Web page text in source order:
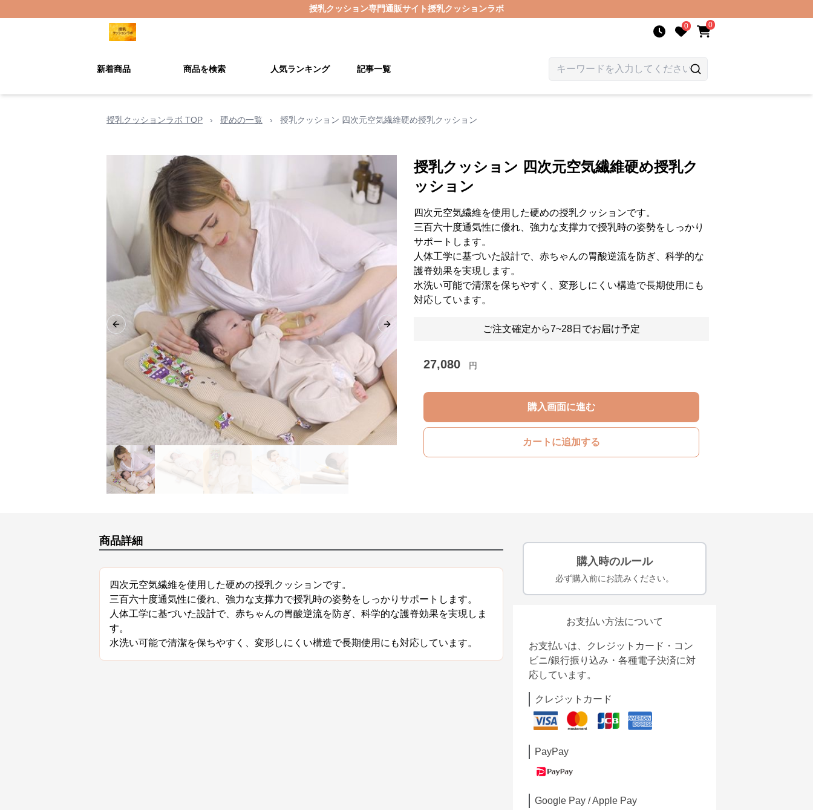
授乳クッション専門通販サイト授乳クッションラボ
0 0
新着商品 商品を検索 人気ランキング 記事一覧
授乳クッションラボ TOP › 硬めの一覧 › 授乳クッション 四次元空気繊維硬め授乳クッション
Previous slide Next slide
授乳クッション 四次元空気繊維硬め授乳ク
ッション
四次元空気繊維を使用した硬めの授乳クッションです。
三百六十度通気性に優れ、強力な支撑力で授乳時の姿勢をしっかり
サポートします。
人体工学に基づいた設計で、赤ちゃんの胃酸逆流を防ぎ、科学的な
護脊効果を実現します。
水洗い可能で清潔を保ちやすく、変形しにくい構造で長期使用にも
対応しています。
ご注文確定から7~28日でお届け予定
27,080 円
購入画面に進む
カートに追加する
商品詳細
四次元空気繊維を使用した硬めの授乳クッションです。
三百六十度通気性に優れ、強力な支撑力で授乳時の姿勢をしっかりサポートします。
人体工学に基づいた設計で、赤ちゃんの胃酸逆流を防ぎ、科学的な護脊効果を実現しま
す。
水洗い可能で清潔を保ちやすく、変形しにくい構造で長期使用にも対応しています。
購入時のルール
必ず購入前にお読みください。
お支払い方法について
お支払いは、クレジットカード・コン
ビニ/銀行振り込み・各種電子決済に対
応しています。
クレジットカード
PayPay
Google Pay / Apple Pay